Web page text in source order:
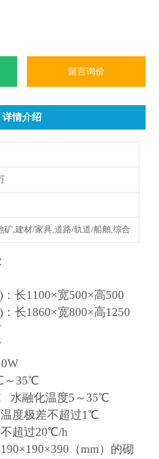
留言询价
详情介绍
矿,建材/家具,道路/轨道/船舶,综合
：长1100×宽500×高500
：长1860×宽800×高1250
35℃
水融化温度5 ～ 35℃
度极差不超过1℃
不超过20℃/h
（mm）的砌